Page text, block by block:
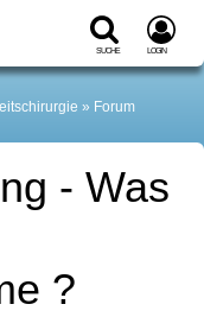
Suche Login
Forum
- Was
?